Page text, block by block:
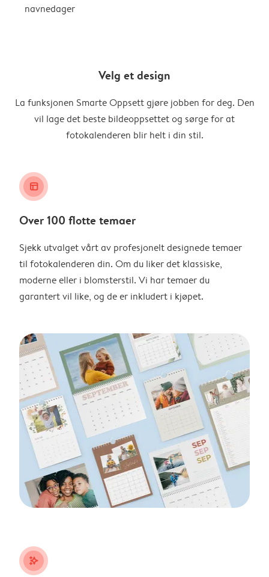
navnedager
Velg et design
La funksjonen Smarte Oppsett gjøre jobben for deg. Den
vil lage det beste bildeoppsettet og sørge for at
fotokalenderen blir helt i din stil.
layout_alt
Over 100 flotte temaer
Sjekk utvalget vårt av profesjonelt designede temaer
til fotokalenderen din. Om du liker det klassiske,
moderne eller i blomsterstil. Vi har temaer du
garantert vil like, og de er inkludert i kjøpet.
stars_plus